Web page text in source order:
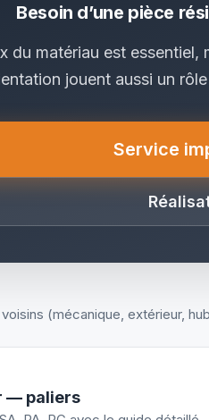
Besoin d’une pièce
du matériau est essentiel,
jouent aussi un
Service
(mécanique, extérieur,
— paliers